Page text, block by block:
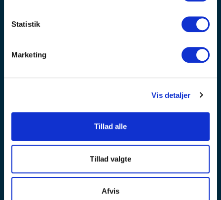
Statistik
Marketing
Vis detaljer
Tillad alle
Tillad valgte
Afvis
leverandører i møde- og eventbranchen. Vi driver en
bred vifte af fysiske og digitale aktiviteter - fra
bookingplatforme, medier og analyser.
OPTIMEET er en del af Opus Group, som organiserer
og afvikler tusindvis af møder, konferencer, events,
foredrag og oplevelser hvert år i forskellige lande og
med forskellige brands. (eksempelvis LearnX, Original
Talks, Athenas og OPTIMEET)